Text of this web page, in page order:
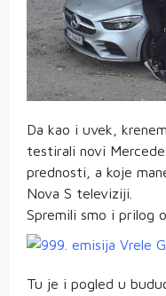
Da kao i uvek,
testirali novi
prednosti, a koje
Nova S televiziji.
Spremili smo i prilog
Tu je i pogled u